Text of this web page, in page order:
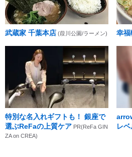
武蔵家 千葉本店 (葭川公園/ラーメン) 幸福
特別な名入れギフトも！ 銀座で
選ぶReFaの上質ケア PR(ReFa GIN
ZA on CREA)
レ